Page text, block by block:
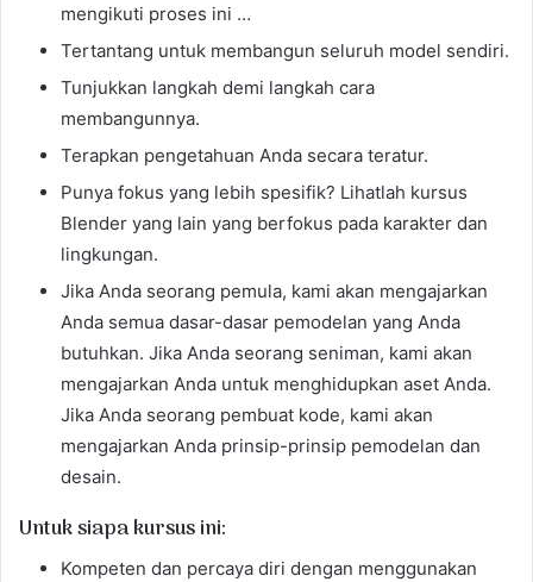
mengikuti proses ini …
Tertantang untuk membangun seluruh model sendiri.
Tunjukkan langkah demi langkah cara
membangunnya.
Terapkan pengetahuan Anda secara teratur.
Punya fokus yang lebih spesifik? Lihatlah kursus
Blender yang lain yang berfokus pada karakter dan
lingkungan.
Jika Anda seorang pemula, kami akan mengajarkan
Anda semua dasar-dasar pemodelan yang Anda
butuhkan. Jika Anda seorang seniman, kami akan
mengajarkan Anda untuk menghidupkan aset Anda.
Jika Anda seorang pembuat kode, kami akan
mengajarkan Anda prinsip-prinsip pemodelan dan
desain.
Untuk siapa kursus ini:
Kompeten dan percaya diri dengan menggunakan